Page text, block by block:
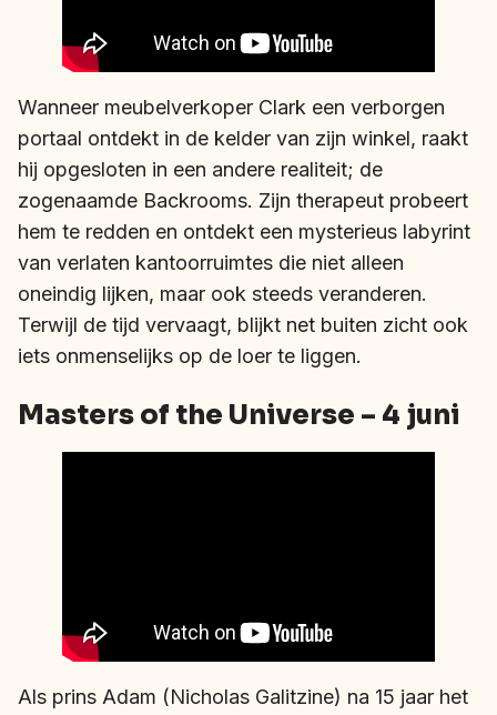
Wanneer meubelverkoper Clark een verborgen
portaal ontdekt in de kelder van zijn winkel, raakt
hij opgesloten in een andere realiteit; de
zogenaamde Backrooms. Zijn therapeut probeert
hem te redden en ontdekt een mysterieus labyrint
van verlaten kantoorruimtes die niet alleen
oneindig lijken, maar ook steeds veranderen.
Terwijl de tijd vervaagt, blijkt net buiten zicht ook
iets onmenselijks op de loer te liggen.
Masters of the Universe – 4 juni
Als prins Adam (Nicholas Galitzine) na 15 jaar het